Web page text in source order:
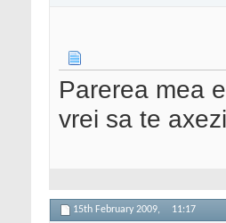
Parerea mea
vrei sa te
15th February 2009, 11:17